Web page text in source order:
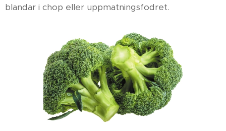
blandar i chop eller uppmatningsfodret.